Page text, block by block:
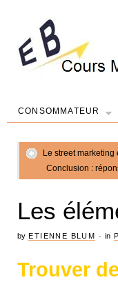
CONSOMMATEUR
Le street
Conclusion :
Les
by ETIENNE BLUM ·in
Trouver